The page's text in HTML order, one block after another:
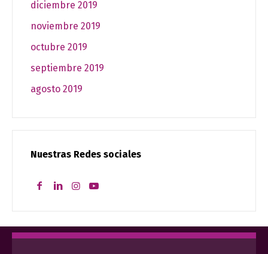
diciembre 2019
noviembre 2019
octubre 2019
septiembre 2019
agosto 2019
Nuestras Redes sociales